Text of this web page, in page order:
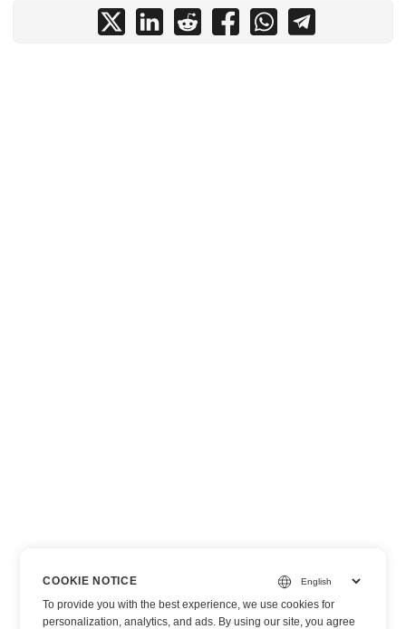
COOKIE NOTICE
To provide you with the best experience, we use cookies for
personalization, analytics, and ads. By using our site, you agree